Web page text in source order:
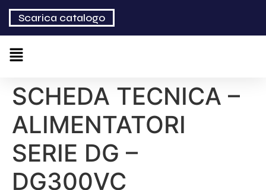
Scarica catalogo
SCHEDA TECNICA –
ALIMENTATORI
SERIE DG –
DG300VC